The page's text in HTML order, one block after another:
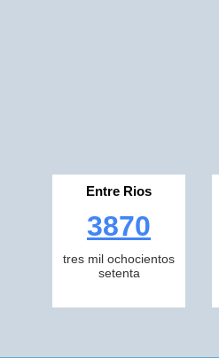
Entre Rios
3870
tres mil ochocientos
setenta